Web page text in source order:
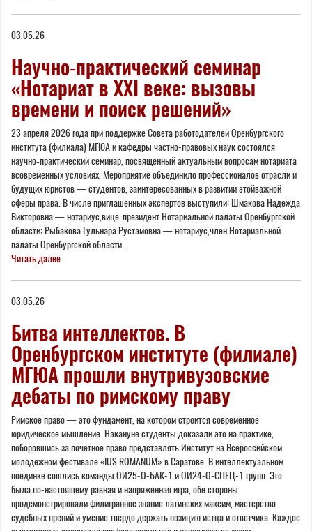
03.05.26
Научно‑практический семинар
«Нотариат в XXI веке: вызовы
времени и поиск решений»
23 апреля 2026 года при поддержке Совета работодателей Оренбургского
института (филиала) МГЮА и кафедры частно-правовых наук состоялся
научно‑практический семинар, посвящённый актуальным вопросам нотариата
всовременных условиях. Мероприятие объединило профессионалов отрасли и
будущих юристов — студентов, заинтересованных в развитии этойважной
сферы права. В числе приглашённых экспертов выступили: Шмакова Надежда
Викторовна — нотариус,вице‑президент Нотариальной палаты Оренбургской
области; Рыбакова Гульнара Рустамовна — нотариус,член Нотариальной
палаты Оренбургской области...
Читать далее
03.05.26
Битва интеллектов. В
Оренбургском институте (филиале)
МГЮА прошли внутривузовские
дебаты по римскому праву
Римское право — это фундамент, на котором строится современное
юридическое мышление. Накануне студенты доказали это на практике,
поборовшись за почетное право представлять Институт на Всероссийском
молодежном фестивале «IUS ROMANUM» в Саратове. В интеллектуальном
поединке сошлись команды ОИ25-О-БАК-1 и ОИ24-О-СПЕЦ-1 групп. Это
была по-настоящему равная и напряженная игра, обе стороны
продемонстрировали филигранное знание латинских максим, мастерство
судебных прений и умение твердо держать позицию истца и ответчика. Каждое